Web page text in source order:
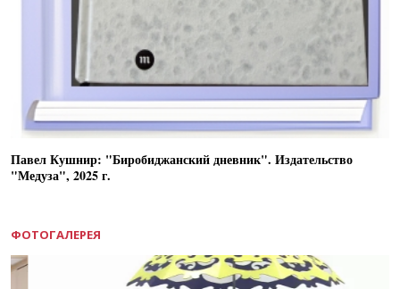
Павел Кушнир: "Биробиджанский дневник". Издательство
"Медуза", 2025 г.
ФОТОГАЛЕРЕЯ